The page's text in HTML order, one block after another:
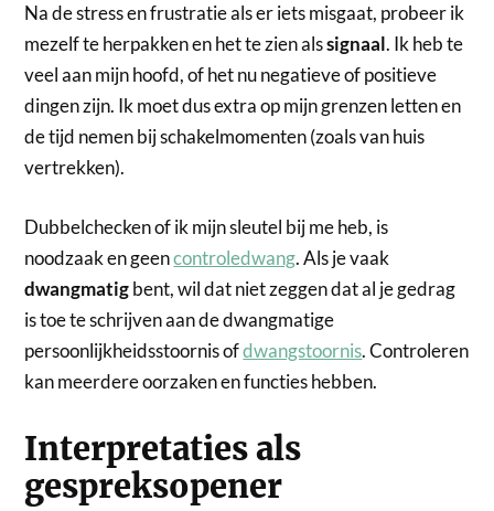
Na de stress en frustratie als er iets misgaat, probeer ik
mezelf te herpakken en het te zien alssignaal. Ik heb te
veel aan mijn hoofd, of het nu negatieve of positieve
dingen zijn. Ik moet dus extra op mijn grenzen letten en
de tijd nemen bij schakelmomenten (zoals van huis
vertrekken).
Dubbelchecken of ik mijn sleutel bij me heb, is
noodzaak en geencontroledwang. Als je vaak
dwangmatigbent, wil dat niet zeggen dat al je gedrag
is toe te schrijven aan de dwangmatige
persoonlijkheidsstoornis ofdwangstoornis. Controleren
kan meerdere oorzaken en functies hebben.
Interpretaties als
gespreksopener